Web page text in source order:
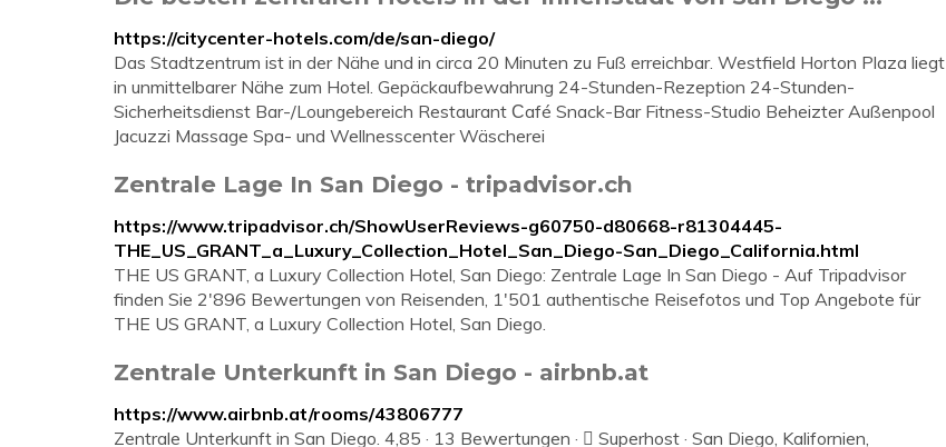
https://citycenter-hotels.com/de/san-diego/
Das Stadtzentrum ist in der Nähe und in circa 20 Minuten zu Fuß erreichbar. Westfield Horton Plaza liegt
in unmittelbarer Nähe zum Hotel. Gepäckaufbewahrung 24-Stunden-Rezeption 24-Stunden-
Sicherheitsdienst Bar-/Loungebereich Restaurant Сafé Snack-Bar Fitness-Studio Beheizter Außenpool
Jacuzzi Massage Spa- und Wellnesscenter Wäscherei
Zentrale Lage In San Diego - tripadvisor.ch
https://www.tripadvisor.ch/ShowUserReviews-g60750-d80668-r81304445-
THE_US_GRANT_a_Luxury_Collection_Hotel_San_Diego-San_Diego_California.html
THE US GRANT, a Luxury Collection Hotel, San Diego: Zentrale Lage In San Diego - Auf Tripadvisor
finden Sie 2'896 Bewertungen von Reisenden, 1'501 authentische Reisefotos und Top Angebote für
THE US GRANT, a Luxury Collection Hotel, San Diego.
Zentrale Unterkunft in San Diego - airbnb.at
https://www.airbnb.at/rooms/43806777
Zentrale Unterkunft in San Diego. 4,85 · 13 Bewertungen · 󰀃 Superhost · San Diego, Kalifornien,